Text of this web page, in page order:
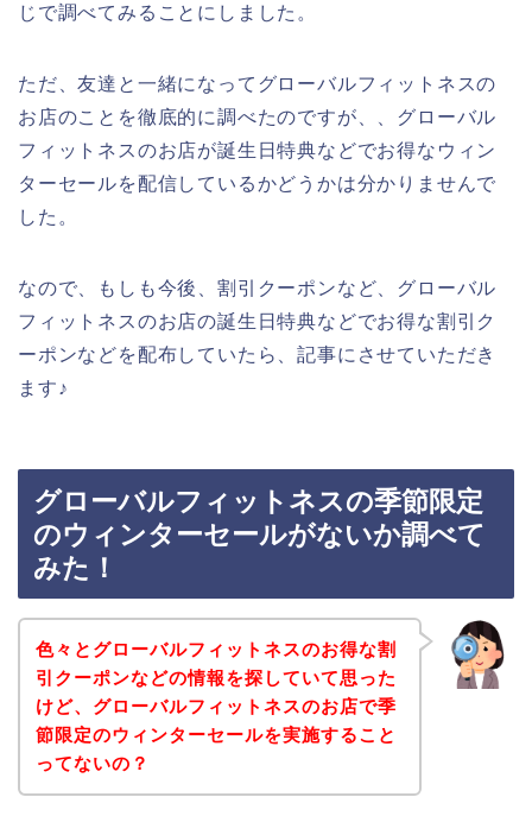
じで調べてみることにしました。
ただ、友達と一緒になってグローバルフィットネスの
お店のことを徹底的に調べたのですが、、グローバル
フィットネスのお店が誕生日特典などでお得なウィン
ターセールを配信しているかどうかは分かりませんで
した。
なので、もしも今後、割引クーポンなど、グローバル
フィットネスのお店の誕生日特典などでお得な割引ク
ーポンなどを配布していたら、記事にさせていただき
ます♪
グローバルフィットネスの季節限定
のウィンターセールがないか調べて
みた！
色々とグローバルフィットネスのお得な割
引クーポンなどの情報を探していて思った
けど、グローバルフィットネスのお店で季
節限定のウィンターセールを実施すること
ってないの？